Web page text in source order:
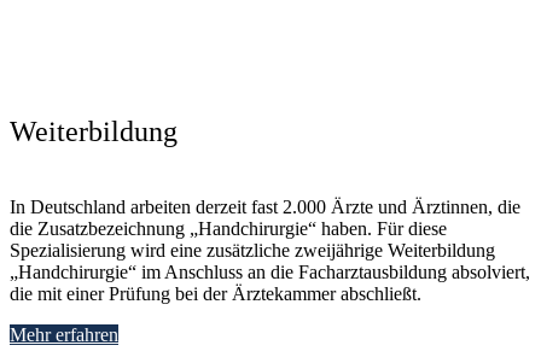
Weiter­bildung
In Deutschland arbeiten derzeit fast 2.000 Ärzte und Ärztinnen, die
die Zusatzbezeichnung „Handchirurgie“ haben. Für diese
Spezialisierung wird eine zusätzliche zweijährige Weiterbildung
„Handchirurgie“ im Anschluss an die Facharztausbildung absolviert,
die mit einer Prüfung bei der Ärztekammer abschließt.
Mehr erfahren